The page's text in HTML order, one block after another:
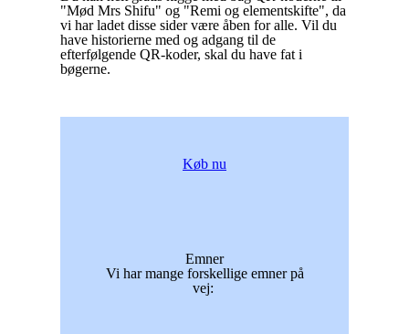
"Mød Mrs Shifu" og "Remi og elementskifte", da
vi har ladet disse sider være åben for alle. Vil du
have historierne med og adgang til de
efterfølgende QR-koder, skal du have fat i
bøgerne.
Køb nu
Emner
Vi har mange forskellige emner på
vej: